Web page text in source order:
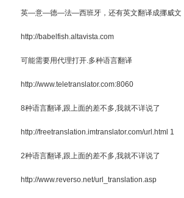
英—意—德—法—西班牙，还有英文翻译成挪威文
http://babelfish.altavista.com
可能需要用代理打开.多种语言翻译
http://www.teletranslator.com:8060
8种语言翻译,跟上面的差不多,我就不详说了
http://freetranslation.imtranslator.com/url.html 1
2种语言翻译,跟上面的差不多,我就不详说了
http://www.reverso.net/url_translation.asp